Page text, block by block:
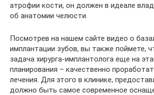
атрофии кости, он должен в идеале
об анатомии челюсти.
Посмотрев на нашем сайте видео о
имплантации зубов, вы также поймете,
задача хирурга-имплантолога еще на
планирования – качественно
лечения. Для этого в клинике,
должно быть самое современное